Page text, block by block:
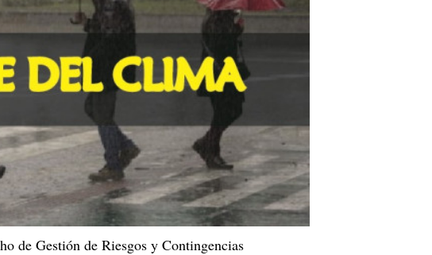
de Gestión de Riesgos y Contingencias